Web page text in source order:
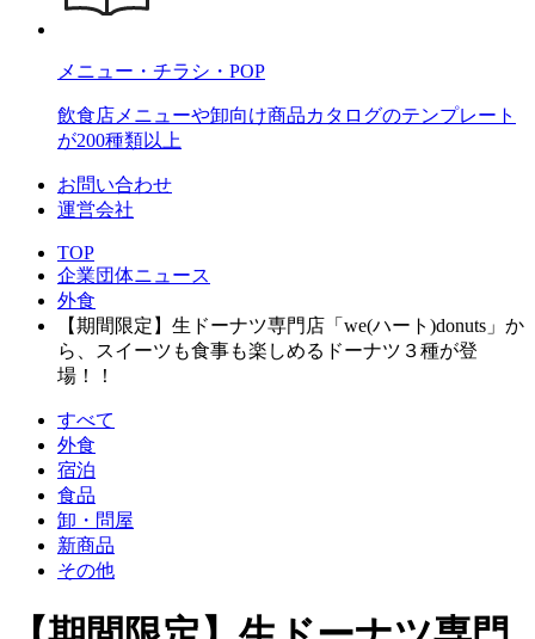
メニュー・チラシ・POP
飲食店メニューや卸向け商品カタログのテンプレート
が200種類以上
お問い合わせ
運営会社
TOP
企業団体ニュース
外食
【期間限定】生ドーナツ専門店「we(ハート)donuts」か
ら、スイーツも食事も楽しめるドーナツ３種が登
場！！
すべて
外食
宿泊
食品
卸・問屋
新商品
その他